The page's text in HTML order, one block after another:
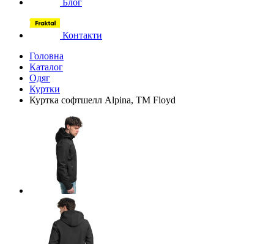
Блог
Контакти
Головна
Каталог
Одяг
Куртки
Куртка софтшелл Alpina, TM Floyd